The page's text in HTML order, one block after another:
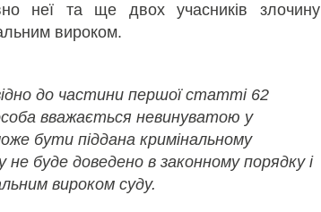
неї та ще двох учасників злочину
вироком.
до частини першої статті 62
вважається невинуватою у
бути піддана кримінальному
не буде доведено в законному порядку і
вироком суду.